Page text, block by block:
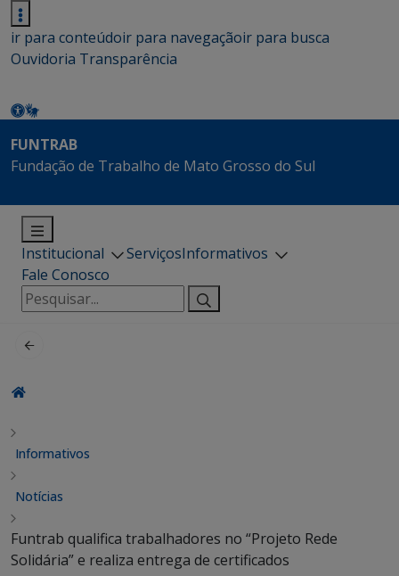
ir para conteúdoir para navegaçãoir para busca
Ouvidoria Transparência
FUNTRAB
Fundação de Trabalho de Mato Grosso do Sul
Institucional ServiçosInformativos
Fale Conosco
Pesquisar
por:
Informativos
Notícias
Funtrab qualifica trabalhadores no “Projeto Rede
Solidária” e realiza entrega de certificados